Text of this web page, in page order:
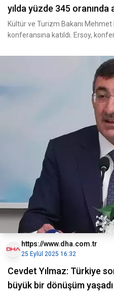
yılda yüzde 345
ulaştı!
Kültür ve Turizm Bakanı
konferansına katıldı. Ersoy,
https://www.dha.com.tr
25 Eylül 2025 16:32
Cevdet Yılmaz: Türkiye
büyük bir dönüşüm yaşadı